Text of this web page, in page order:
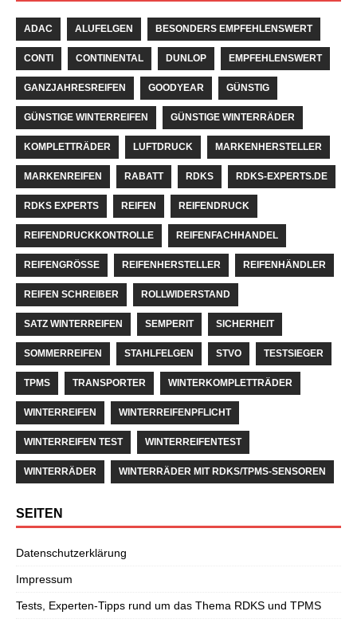
ADAC ALUFELGEN BESONDERS EMPFEHLENSWERT
CONTI CONTINENTAL DUNLOP EMPFEHLENSWERT
GANZJAHRESREIFEN GOODYEAR GÜNSTIG
GÜNSTIGE WINTERREIFEN GÜNSTIGE WINTERRÄDER
KOMPLETTRÄDER LUFTDRUCK MARKENHERSTELLER
MARKENREIFEN RABATT RDKS RDKS-EXPERTS.DE
RDKS EXPERTS REIFEN REIFENDRUCK
REIFENDRUCKKONTROLLE REIFENFACHHANDEL
REIFENGRÖSSE REIFENHERSTELLER REIFENHÄNDLER
REIFEN SCHREIBER ROLLWIDERSTAND
SATZ WINTERREIFEN SEMPERIT SICHERHEIT
SOMMERREIFEN STAHLFELGEN STVO TESTSIEGER
TPMS TRANSPORTER WINTERKOMPLETTRÄDER
WINTERREIFEN WINTERREIFENPFLICHT
WINTERREIFEN TEST WINTERREIFENTEST
WINTERRÄDER WINTERRÄDER MIT RDKS/TPMS-SENSOREN
SEITEN
Datenschutzerklärung
Impressum
Tests, Experten-Tipps rund um das Thema RDKS und TPMS